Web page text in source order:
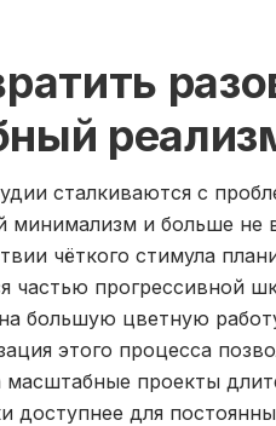
сталкиваются с
минимализм и больше не
чёткого стимула
частью прогрессивной
большую цветную
этого процесса
масштабные проекты
доступнее для